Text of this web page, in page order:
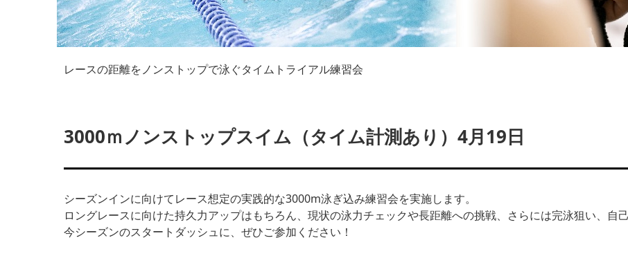
レースの距離をノンストップで泳ぐタイムトライアル練習会
3000ｍノンストップスイム（タイム計測あり）4月19日
シーズンインに向けてレース想定の実践的な3000m泳ぎ込み練習会を実施します。
ロングレースに向けた持久力アップはもちろん、現状の泳力チェックや長距離への挑戦、さらには完泳狙い、自
今シーズンのスタートダッシュに、ぜひご参加ください！